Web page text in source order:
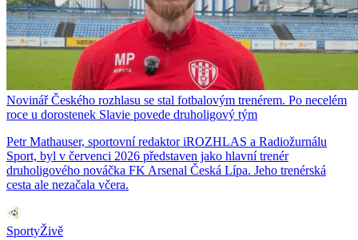
Novinář Českého rozhlasu se stal fotbalovým trenérem. Po necelém
roce u dorostenek Slavie povede druholigový tým
Petr Mathauser, sportovní redaktor iROZHLAS a Radiožurnálu
Sport, byl v červenci 2026 představen jako hlavní trenér
druholigového nováčka FK Arsenal Česká Lípa. Jeho trenérská
cesta ale nezačala včera.
SportyŽivě